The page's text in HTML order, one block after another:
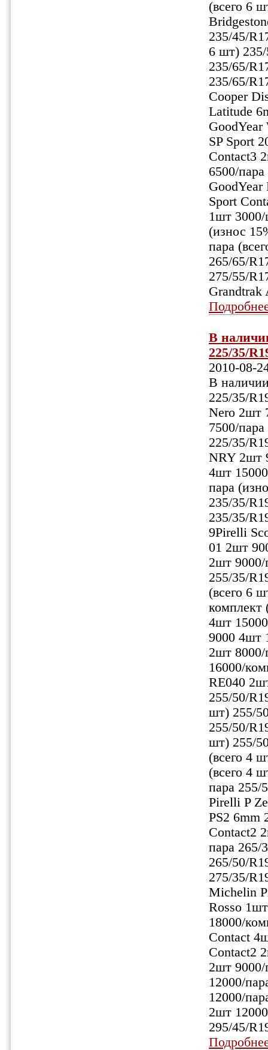
(всего 6
235/45/
6 шт)
235/65/
235/65/
Cooper
Latitude
SP Sport
Contact3
6500/
Sport
1шт
(износ
пара
265/65/
275/55/
Grandtrak
В
225/35/
2010-08-
В
225/35/
Nero 2шт
7500/
225/35/
NRY 2шт
4шт
пара
235/35/
235/35/
9Pirelli
01 2шт
2шт 9000/
255/35/
(всего 6
комплект
4шт
9000 4шт
2шт 8000/
16000/
RE040
255/50/
шт) 255/
255/50/
шт) 255/
(всего 4
(всего 4
пара 255/
Pirelli P
PS2 6mm
Contact2
пара 265/
265/50/
275/35/
Michelin
Rosso
18000/
Contact
Contact2
2шт 9000/
12000/
12000/
2шт
295/45/